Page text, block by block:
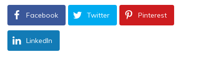
Facebook Twitter Pinterest
LinkedIn